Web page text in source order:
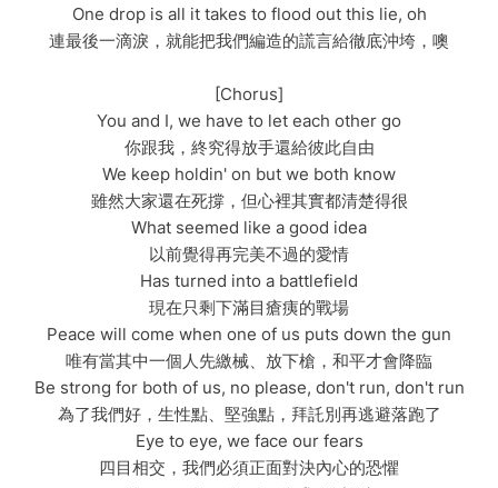
One drop is all it takes to flood out this lie, oh
連最後一滴淚，就能把我們編造的謊言給徹底沖垮，噢
[Chorus]
You and I, we have to let each other go
你跟我，終究得放手還給彼此自由
We keep holdin' on but we both know
雖然大家還在死撐，但心裡其實都清楚得很
What seemed like a good idea
以前覺得再完美不過的愛情
Has turned into a battlefield
現在只剩下滿目瘡痍的戰場
Peace will come when one of us puts down the gun
唯有當其中一個人先繳械、放下槍，和平才會降臨
Be strong for both of us, no please, don't run, don't run
為了我們好，生性點、堅強點，拜託別再逃避落跑了
Eye to eye, we face our fears
四目相交，我們必須正面對決內心的恐懼